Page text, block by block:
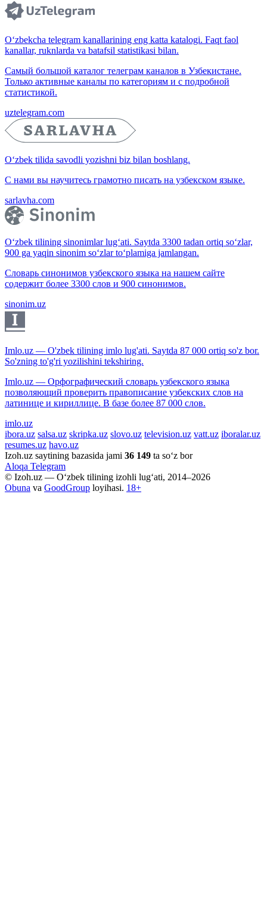
O‘zbekcha telegram kanallarining eng katta katalogi. Faqt faol
kanallar, ruknlarda va batafsil statistikasi bilan.
Самый большой каталог телеграм каналов в Узбекистане.
Только активные каналы по категориям и с подробной
статистикой.
uztelegram.com
O‘zbek tilida savodli yozishni biz bilan boshlang.
С нами вы научитесь грамотно писать на узбекском языке.
sarlavha.com
O‘zbek tilining sinonimlar lug‘ati. Saytda 3300 tadan ortiq so‘zlar,
900 ga yaqin sinonim so‘zlar to‘plamiga jamlangan.
Словарь синонимов узбекского языка на нашем сайте
содержит более 3300 слов и 900 синонимов.
sinonim.uz
Imlo.uz — O'zbek tilining imlo lug'ati. Saytda 87 000 ortiq so'z bor.
So'zning to'g'ri yozilishini tekshiring.
Imlo.uz — Орфографический словарь узбекского языка
позволяющий проверить правописание узбекских слов на
латинице и кириллице. В базе более 87 000 слов.
imlo.uz
ibora.uz salsa.uz skripka.uz slovo.uz television.uz vatt.uz iboralar.uz
resumes.uz havo.uz
Izoh.uz saytining bazasida jami 36 149 ta so‘z bor
Aloqa Telegram
© Izoh.uz — O‘zbek tilining izohli lug‘ati, 2014–2026
Obuna va GoodGroup loyihasi. 18+